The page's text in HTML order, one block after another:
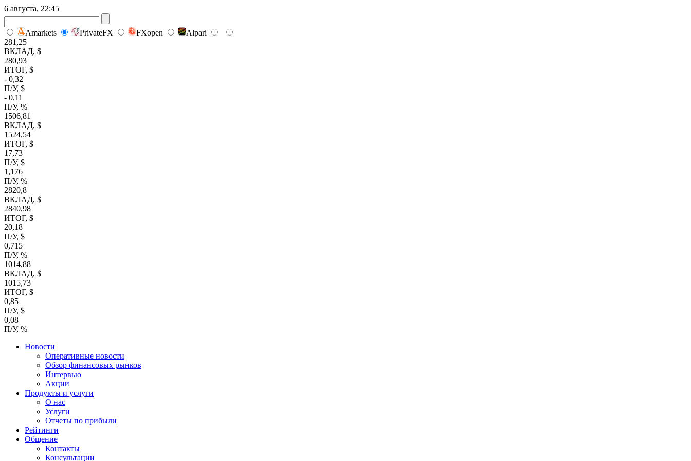
6 августа, 22:45
Amarkets PrivateFX FXopen
Alpari
281,25
ВКЛАД, $
280,93
ИТОГ, $
- 0,32
П/У, $
- 0,11
П/У, %
1506,81
ВКЛАД, $
1524,54
ИТОГ, $
17,73
П/У, $
1,176
П/У, %
2820,8
ВКЛАД, $
2840,98
ИТОГ, $
20,18
П/У, $
0,715
П/У, %
1014,88
ВКЛАД, $
1015,73
ИТОГ, $
0,85
П/У, $
0,08
П/У, %
Новости
Оперативные новости
Обзор финансовых рынков
Интервью
Акции
Продукты и услуги
О нас
Услуги
Отчеты по прибыли
Рейтинги
Общение
Контакты
Консультации